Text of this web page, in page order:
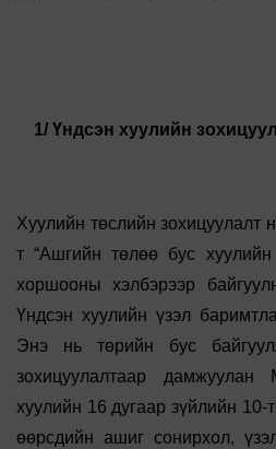
1/ Үндсэн хуулийн
Хуулийн төслийн зохицуулалт
т “Ашгийн төлөө бус хуулийн
хоршооны хэлбэрээр
Үндсэн хуулийн үзэл
Энэ нь төрийн бус
зохицуулалтаар
хуулийн 16 дугаар зүйлийн 10-
өөрсдийн ашиг сонирхол,